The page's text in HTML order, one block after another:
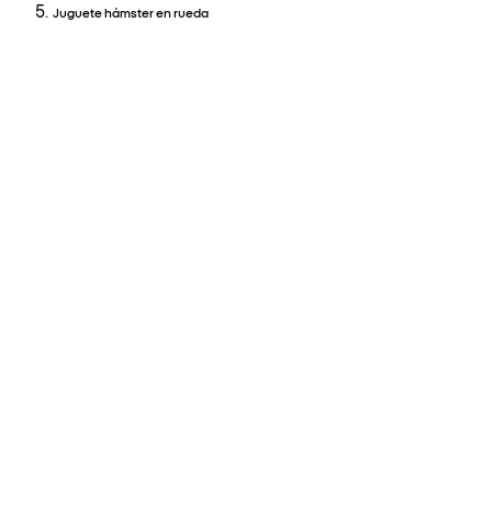
Juguete hámster en rueda